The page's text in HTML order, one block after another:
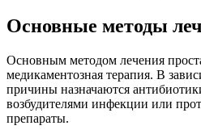
Основные методы
Основным методом лечения
медикаментозная терапия. В
причины назначаются
возбудителями инфекции или
препараты.